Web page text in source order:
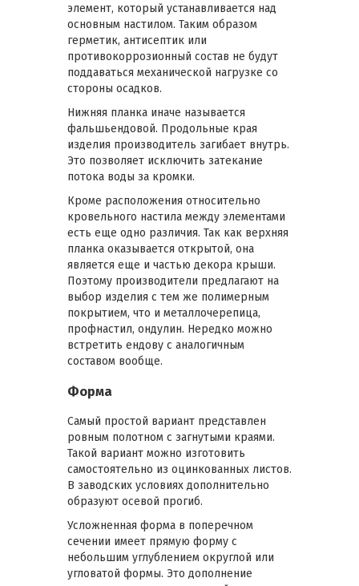
элемент, который устанавливается над
основным настилом. Таким образом
герметик, антисептик или
противокоррозионный состав не будут
поддаваться механической нагрузке со
стороны осадков.
Нижняя планка иначе называется
фальшьендовой. Продольные края
изделия производитель загибает внутрь.
Это позволяет исключить затекание
потока воды за кромки.
Кроме расположения относительно
кровельного настила между элементами
есть еще одно различия. Так как верхняя
планка оказывается открытой, она
является еще и частью декора крыши.
Поэтому производители предлагают на
выбор изделия с тем же полимерным
покрытием, что и металлочерепица,
профнастил, ондулин. Нередко можно
встретить ендову с аналогичным
составом вообще.
Форма
Самый простой вариант представлен
ровным полотном с загнутыми краями.
Такой вариант можно изготовить
самостоятельно из оцинкованных листов.
В заводских условиях дополнительно
образуют осевой прогиб.
Усложненная форма в поперечном
сечении имеет прямую форму с
небольшим углублением округлой или
угловатой формы. Это дополнение